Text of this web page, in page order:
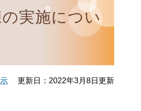
実施につい
更新日：2022年3月8日更新